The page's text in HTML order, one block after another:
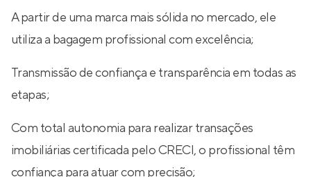
A partir de uma marca mais sólida no mercado, ele
utiliza a bagagem profissional com excelência;
Transmissão de confiança e transparência em todas as
etapas;
Com total autonomia para realizar transações
imobiliárias certificada pelo CRECI, o profissional têm
confiança para atuar com precisão;